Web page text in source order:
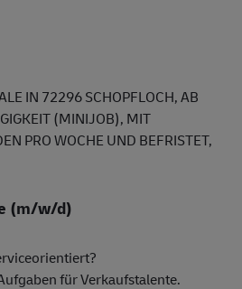
IN 72296 SCHOPFLOCH, AB
(MINIJOB), MIT
PRO WOCHE UND BEFRISTET,
(m/w/d)
für Verkaufstalente.